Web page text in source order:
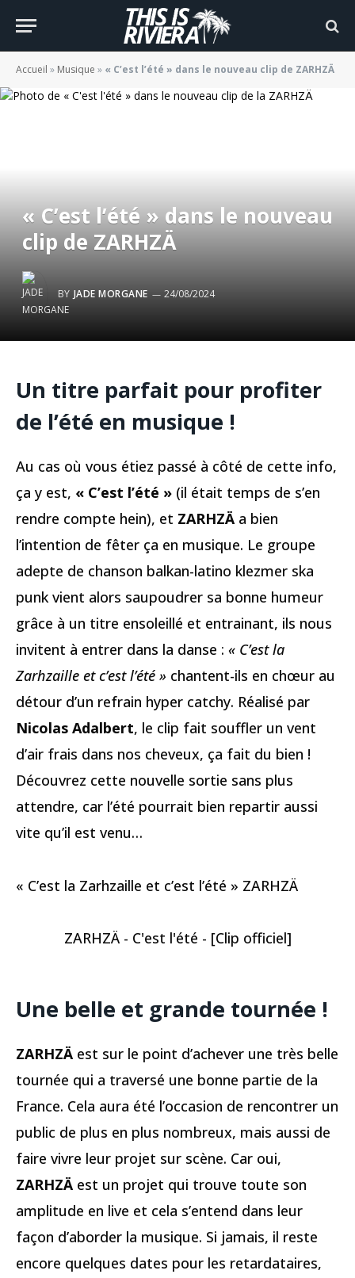
Accueil » Musique » « C’est l’été » dans le nouveau clip de ZARHZÄ
« C’est l’été » dans le nouveau
clip de ZARHZÄ
BY JADE MORGANE 24/08/2024
Un titre parfait pour profiter
de l’été en musique !
Au cas où vous étiez passé à côté de cette info,
ça y est, « C’est l’été » (il était temps de s’en
rendre compte hein), et ZARHZÄ a bien
l’intention de fêter ça en musique. Le groupe
adepte de chanson balkan-latino klezmer ska
punk vient alors saupoudrer sa bonne humeur
grâce à un titre ensoleillé et entrainant, ils nous
invitent à entrer dans la danse : « C’est la
Zarhzaille et c’est l’été » chantent-ils en chœur au
détour d’un refrain hyper catchy. Réalisé par
Nicolas Adalbert, le clip fait souffler un vent
d’air frais dans nos cheveux, ça fait du bien !
Découvrez cette nouvelle sortie sans plus
attendre, car l’été pourrait bien repartir aussi
vite qu’il est venu…
« C’est la Zarhzaille et c’est l’été » ZARHZÄ
ZARHZÄ - C'est l'été - [Clip officiel]
Une belle et grande tournée !
ZARHZÄ est sur le point d’achever une très belle
tournée qui a traversé une bonne partie de la
France. Cela aura été l’occasion de rencontrer un
public de plus en plus nombreux, mais aussi de
faire vivre leur projet sur scène. Car oui,
ZARHZÄ est un projet qui trouve toute son
amplitude en live et cela s’entend dans leur
façon d’aborder la musique. Si jamais, il reste
encore quelques dates pour les retardataires,